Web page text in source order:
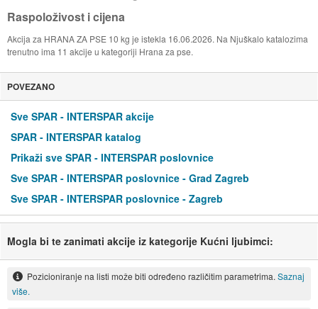
Raspoloživost i cijena
Akcija za HRANA ZA PSE 10 kg je istekla 16.06.2026. Na Njuškalo katalozima
trenutno ima 11 akcije u kategoriji Hrana za pse.
POVEZANO
Sve SPAR - INTERSPAR akcije
SPAR - INTERSPAR katalog
Prikaži sve SPAR - INTERSPAR poslovnice
Sve SPAR - INTERSPAR poslovnice - Grad Zagreb
Sve SPAR - INTERSPAR poslovnice - Zagreb
Mogla bi te zanimati akcije iz kategorije Kućni ljubimci:
Pozicioniranje na listi može biti određeno različitim parametrima. Saznaj
više.